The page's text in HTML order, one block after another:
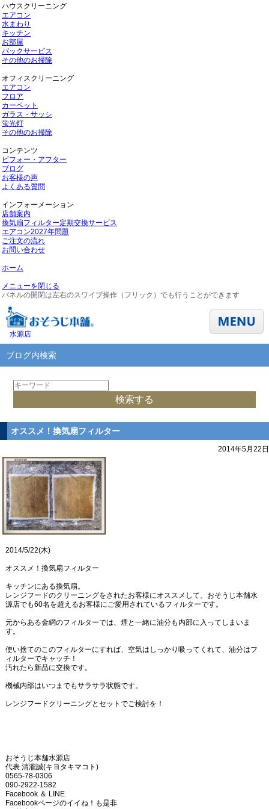
ハウスクリーニング
エアコン
水まわり
キッチン
お部屋
パックサービス
その他のお掃除
オフィスクリーニング
エアコン
フロア
カーペット
ガラス・サッシ
蛍光灯
その他のお掃除
コンテンツ
ビフォー・アフター
ブログ
お客様の声
よくある質問
インフォーメーション
店舗案内
換気扇フィルター定期交換サービス
エアコン2027年問題
ご注文の流れ
お問い合わせ
ホーム
メニューを閉じる
パネルの開閉は左右のスワイプ操作（フリック）でも行うことができます
水源店
ブログ内検索
オススメ！換気扇フィルター
2014年5月22日
2014/5/22(木)
オススメ！換気扇フィルター
キッチンにある換気扇。
レンジフードのクリーニングをされたお客様にオススメして、おそうじ本舗水
源店でも60名を超えるお客様にご愛用されているフィルターです。
元からある金網のフィルターでは、煙と一緒に油分も内部に入ってしまいま
す。
使い捨てのこのフィルターにすれば、空気はしっかり吸ってくれて、油分はフ
ィルターでキャッチ！
汚れたら新品に交換です。
機械内部はいつまでもサラサラ状態です。
レンジフードクリーニングとセットでご検討を！
おそうじ本舗水源店
代表 清瀧誠(キヨタキマコト)
0565-78-0306
090-2922-1582
Facebook ＆ LINE
Facebookページのイイね！も是非